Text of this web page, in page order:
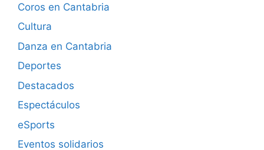
Coros en Cantabria
Cultura
Danza en Cantabria
Deportes
Destacados
Espectáculos
eSports
Eventos solidarios